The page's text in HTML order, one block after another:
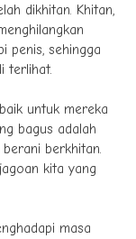
dikhitan. Khitan,
penis, sehingga
terlihat.
untuk mereka
bagus adalah
berkhitan.
kita yang
masa